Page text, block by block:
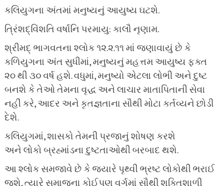
કલિયુગના અંતમાં મનુષ્યનું આયુષ્ય ઘટશે.
ત્રિંશદ્વિંશતિ વર્ષાનિ પરમાયુ: કાલૌ નૃણામ.
શ્રીમદ્ ભાગવતના શ્લોક ૧૨.૨.૧૧ માં જણાવાયું છે કે
કળિયુગના અંત સુધીમાં, મનુષ્યનું મહત્તમ આયુષ્ય ફક્ત
૨૦ થી ૩૦ વર્ષ હશે. વધુમાં, મનુષ્યો એટલા લોભી અને દુષ્ટ
બનશે કે તેઓ તેમના વૃદ્ધ અને લાચાર માતાપિતાની સેવા
નહીં કરે, આદર અને કૃતજ્ઞતાના સૌથી મોટા કર્તવ્યને છોડી
દેશે.
કલિયુગમાં, શાસકો તેમની પ્રજાનું શોષણ કરશે
અને લોકો બ્રહ્માંડના દુષ્ટતાઓથી બરબાદ થશે.
આ શ્લોક સમજાવે છે કે જ્યારે પૃથ્વી ભ્રષ્ટ લોકોથી ભરાઈ